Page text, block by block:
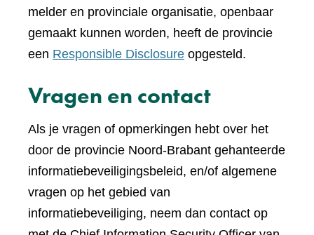
melder en provinciale organisatie, openbaar
gemaakt kunnen worden, heeft de provincie
een Responsible Disclosure opgesteld.
Vragen en contact
Als je vragen of opmerkingen hebt over het
door de provincie Noord-Brabant gehanteerde
informatiebeveiligingsbeleid, en/of algemene
vragen op het gebied van
informatiebeveiliging, neem dan contact op